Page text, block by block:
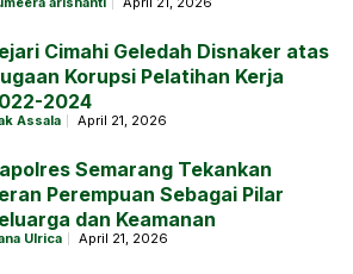
Cimahi Geledah Disnaker atas
Korupsi Pelatihan Kerja
2024
Assala April 21, 2026
Semarang Tekankan
Perempuan Sebagai Pilar
dan Keamanan
Ulrica April 21, 2026